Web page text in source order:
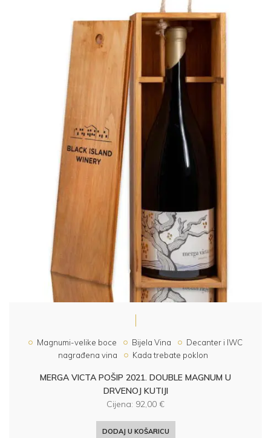
Magnumi-velike boce Bijela Vina
Decanter i IWC
nagrađena vina
Kada trebate poklon
MERGA VICTA POŠIP 2021. DOUBLE MAGNUM U
DRVENOJ KUTIJI
Cijena: 92,00 €
DODAJ U KOŠARICU